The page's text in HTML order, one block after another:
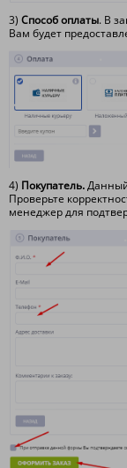
3) Способ оплаты. В
Вам будет
4) Покупатель.
Проверьте
менеджер для